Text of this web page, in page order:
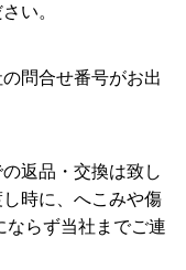
い。
問合せ番号がお出
返品・交換は致し
時に、へこみや傷
ならず当社までご連